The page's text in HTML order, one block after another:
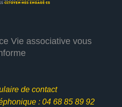
Vie associative vous
de contact
: 04 68 85 89 92